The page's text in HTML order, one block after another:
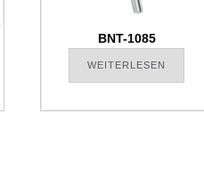
BNT-1085
WEITERLESEN